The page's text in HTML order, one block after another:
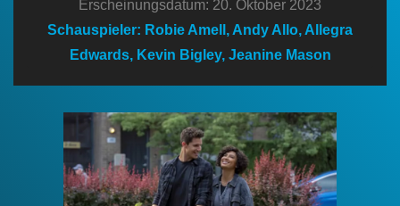
Erscheinungsdatum: 20. Oktober 2023
Schauspieler: Robie Amell, Andy Allo, Allegra
Edwards, Kevin Bigley, Jeanine Mason